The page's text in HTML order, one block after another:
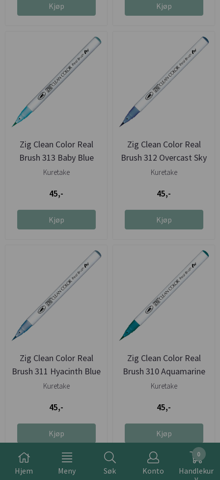
Hjem Meny Søk Konto
0
Handlekur
Kjøp Kjøp
Zig Clean Color Real
Brush 313 Baby Blue
Kuretake
45,-
Kjøp
Zig Clean Color Real
Brush 312 Overcast Sky
Kuretake
45,-
Kjøp
Zig Clean Color Real
Brush 311 Hyacinth Blue
Kuretake
45,-
Kjøp
Zig Clean Color Real
Brush 310 Aquamarine
Kuretake
45,-
Kjøp